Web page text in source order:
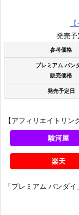
発売予
参考価格
プレミアム バン
販売価格
発売予定日
【アフィリエイトリ
駿河屋
楽天
「プレミアム バンダイ